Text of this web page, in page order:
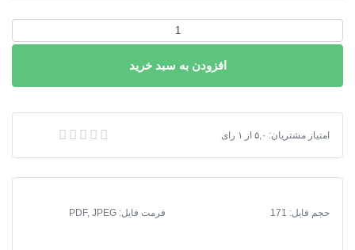
طرح
شهرجدید
1372
+
آلبوم
افزودن به سبد خرید
دانلود طرح جامع شهرجدید پولاد شهر 1372 + آلبوم نقشه ها
امتیاز مشتریان: ۵,۰ از ۱ رای
حجم فایل: 171 فرمت فایل:
PDF, JPEG